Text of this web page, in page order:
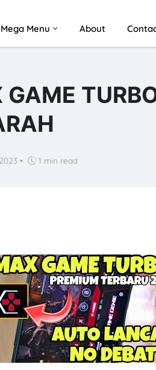
Mega Menu About
• 1 min read